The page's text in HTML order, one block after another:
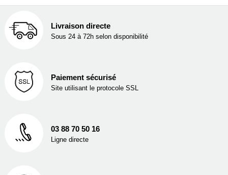
Livraison directe
Sous 24 à 72h selon disponibilité
Paiement sécurisé
Site utilisant le protocole SSL
03 88 70 50 16
Ligne directe